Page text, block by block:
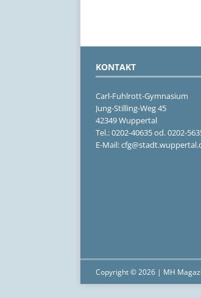
KONTAKT
Carl-Fuhlrott-Gymnasium
Jung-Stilling-Weg 45
42349 Wuppertal
Tel.: 0202-40635 od. 0202-
E-Mail:
Copyright © 2026 | MH